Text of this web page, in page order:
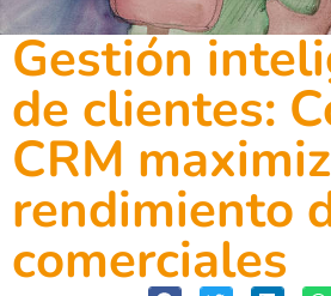
Gestión
de clientes:
CRM
rendimiento
comerciales